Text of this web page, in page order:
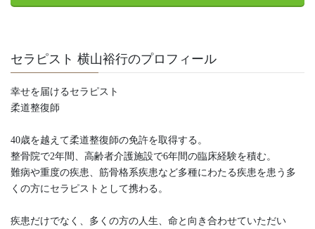
セラピスト 横山裕行のプロフィール
幸せを届けるセラピスト
柔道整復師
40歳を越えて柔道整復師の免許を取得する。
整骨院で2年間、高齢者介護施設で6年間の臨床経験を積む。
難病や重度の疾患、筋骨格系疾患など多種にわたる疾患を患う多
くの方にセラピストとして携わる。
疾患だけでなく、多くの方の人生、命と向き合わせていただい